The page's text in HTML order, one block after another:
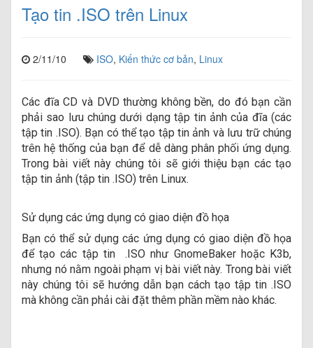
Tạo tin .ISO trên Linux
2/11/10 ISO, Kiến thức cơ bản, Linux
Các đĩa CD và DVD thường không bền, do đó bạn cần
phải sao lưu chúng dưới dạng tập tin ảnh của đĩa (các
tập tin .ISO). Bạn có thể tạo tập tin ảnh và lưu trữ chúng
trên hệ thống của bạn để dễ dàng phân phối ứng dụng.
Trong bài viết này chúng tôi sẽ giới thiệu bạn các tạo
tập tin ảnh (tập tin .ISO) trên Linux.
Sử dụng các ứng dụng có giao diện đồ họa
Bạn có thể sử dụng các ứng dụng có giao diện đồ họa
để tạo các tập tin .ISO như GnomeBaker hoặc K3b,
nhưng nó nằm ngoài phạm vị bài viết này. Trong bài viết
này chúng tôi sẽ hướng dẫn bạn cách tạo tập tin .ISO
mà không cần phải cài đặt thêm phần mềm nào khác.